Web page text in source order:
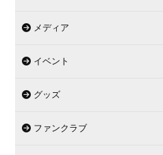
メディア
イベント
グッズ
ファンクラブ